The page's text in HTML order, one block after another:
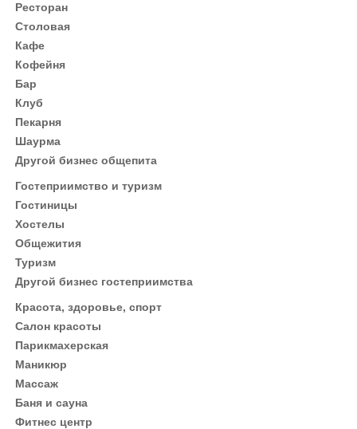
Ресторан
Столовая
Кафе
Кофейня
Бар
Клуб
Пекарня
Шаурма
Другой бизнес общепита
Гостеприимство и туризм
Гостиницы
Хостелы
Общежития
Туризм
Другой бизнес гостеприимства
Красота, здоровье, спорт
Салон красоты
Парикмахерская
Маникюр
Массаж
Баня и сауна
Фитнес центр